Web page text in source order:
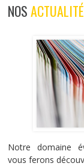
NOS
Notre domaine
vous ferons